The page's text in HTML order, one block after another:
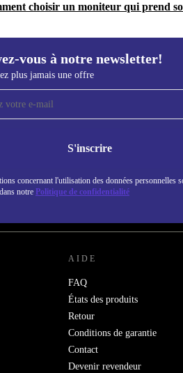
choisir un moniteur qui prend
vous à notre newsletter!
plus jamais une offre
S'inscrire
concernant l'utilisation des données personnelles
notre Politique de confidentialité
de
offre.
Retrouvez les informations sur
NEW.
AIDE
FAQ
États des produits
Retour
Conditions de garantie
Contact
Devenir revendeur